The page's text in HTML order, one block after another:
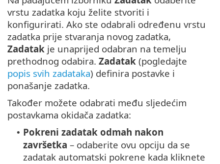
vrstu zadatka koju želite stvoriti i
konfigurirati. Ako ste odabrali određenu vrstu
zadatka prije stvaranja novog zadatka,
Zadatak je unaprijed odabran na temelju
prethodnog odabira. Zadatak (pogledajte
popis svih zadataka) definira postavke i
ponašanje zadatka.
Također možete odabrati među sljedećim
postavkama okidača zadatka:
• Pokreni zadatak odmah nakon
završetka – odaberite ovu opciju da se
zadatak automatski pokrene kada kliknete